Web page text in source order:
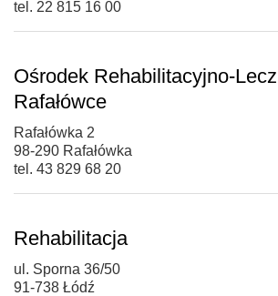
tel. 22 815 16 00
Ośrodek Rehabilitacyjno-
Rafałówce
Rafałówka 2
98-290 Rafałówka
tel. 43 829 68 20
Rehabilitacja
ul. Sporna 36/50
91-738 Łódź